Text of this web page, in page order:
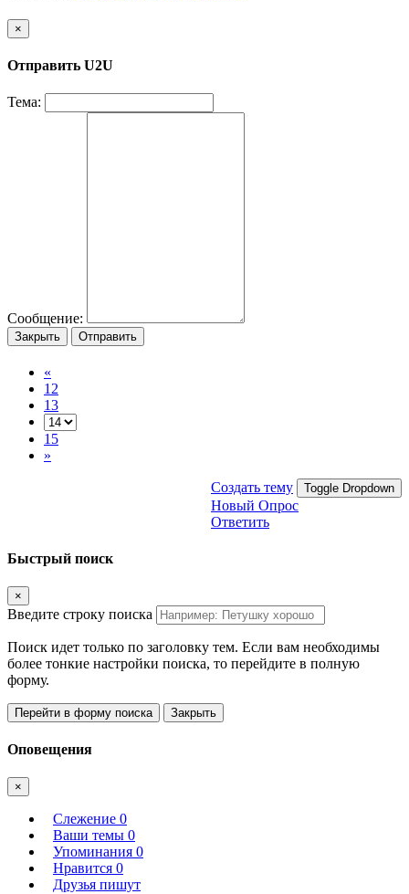
×
Отправить U2U
Тема:
Сообщение:
Закрыть Отправить
«
12
13
15
»
Создать тему Toggle Dropdown
Новый Опрос
Ответить
Быстрый поиск
×
Введите строку поиска
Поиск идет только по заголовку тем. Если вам необходимы
более тонкие настройки поиска, то перейдите в полную
форму.
Перейти в форму поиска Закрыть
Оповещения
×
Слежение 0
Ваши темы 0
Упоминания 0
Нравится 0
Друзья пишут